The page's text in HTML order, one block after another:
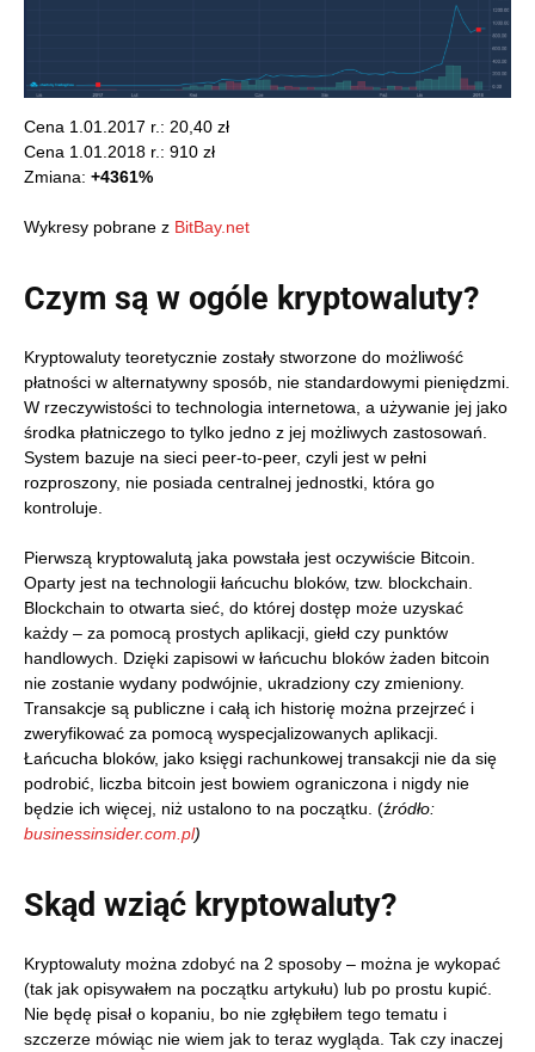
Cena 1.01.2017 r.: 20,40 zł
Cena 1.01.2018 r.: 910 zł
Zmiana: +4361%
Wykresy pobrane z BitBay.net
Czym są w ogóle kryptowaluty?
Kryptowaluty teoretycznie zostały stworzone do możliwość
płatności w alternatywny sposób, nie standardowymi pieniędzmi.
W rzeczywistości to technologia internetowa, a używanie jej jako
środka płatniczego to tylko jedno z jej możliwych zastosowań.
System bazuje na sieci peer-to-peer, czyli jest w pełni
rozproszony, nie posiada centralnej jednostki, która go
kontroluje.
Pierwszą kryptowalutą jaka powstała jest oczywiście Bitcoin.
Oparty jest na technologii łańcuchu bloków, tzw. blockchain.
Blockchain to otwarta sieć, do której dostęp może uzyskać
każdy – za pomocą prostych aplikacji, giełd czy punktów
handlowych. Dzięki zapisowi w łańcuchu bloków żaden bitcoin
nie zostanie wydany podwójnie, ukradziony czy zmieniony.
Transakcje są publiczne i całą ich historię można przejrzeć i
zweryfikować za pomocą wyspecjalizowanych aplikacji.
Łańcucha bloków, jako księgi rachunkowej transakcji nie da się
podrobić, liczba bitcoin jest bowiem ograniczona i nigdy nie
będzie ich więcej, niż ustalono to na początku. (źródło:
businessinsider.com.pl)
Skąd wziąć kryptowaluty?
Kryptowaluty można zdobyć na 2 sposoby – można je wykopać
(tak jak opisywałem na początku artykułu) lub po prostu kupić.
Nie będę pisał o kopaniu, bo nie zgłębiłem tego tematu i
szczerze mówiąc nie wiem jak to teraz wygląda. Tak czy inaczej